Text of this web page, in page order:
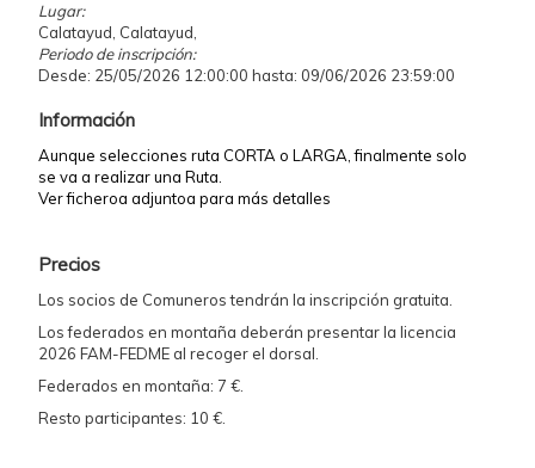
Lugar:
Calatayud, Calatayud,
Periodo de inscripción:
Desde: 25/05/2026 12:00:00 hasta: 09/06/2026 23:59:00
Información
Aunque selecciones ruta CORTA o LARGA, finalmente solo
se va a realizar una Ruta.
Ver ficheroa adjuntoa para más detalles
Precios
Los socios de Comuneros tendrán la inscripción gratuita.
Los federados en montaña deberán presentar la licencia
2026 FAM-FEDME al recoger el dorsal.
Federados en montaña: 7 €.
Resto participantes: 10 €.